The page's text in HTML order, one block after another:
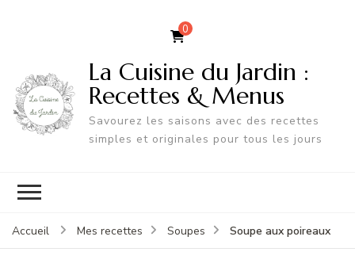
0
La Cuisine du Jardin :
Recettes & Menus
Savourez les saisons avec des recettes
simples et originales pour tous les jours
Accueil Mes recettes Soupes Soupe aux poireaux